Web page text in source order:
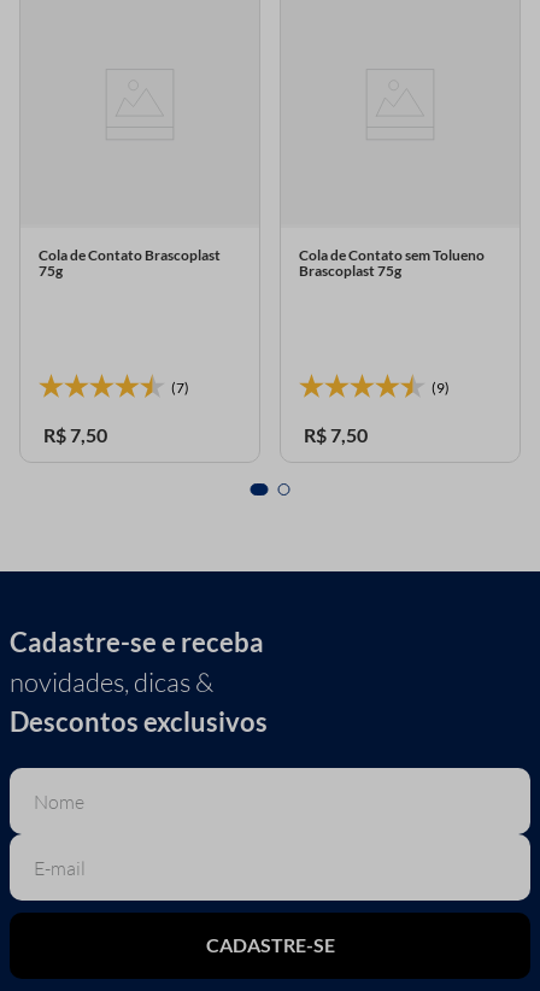
Cola de Contato Brascoplast
75g
(7)
R$7,50
Cola de Contato sem Tolueno
Brascoplast 75g
(9)
R$7,50
Cadastre-se e receba
novidades, dicas &
Descontos exclusivos
CADASTRE-SE